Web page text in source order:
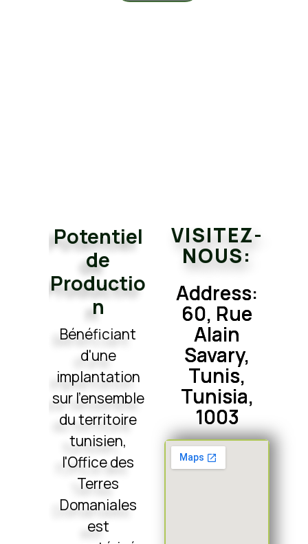
Potentiel
de
Productio
n
Bénéficiant
d'une
implantation
sur l'ensemble
du territoire
tunisien,
l'Office des
Terres
Domaniales
est
VISITEZ-
NOUS:
Address:
60, Rue
Alain
Savary,
Tunis,
Tunisia,
1003